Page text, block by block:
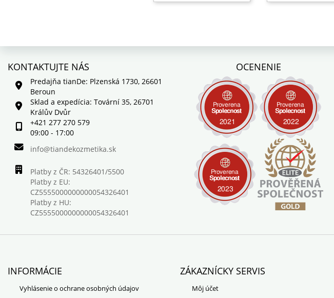
KONTAKTUJTE NÁS
Predajňa tianDe: Plzenská 1730, 26601
Beroun
Sklad a expedícia: Tovární 35, 26701
Králův Dvůr
+421 277 270 579
09:00 - 17:00
info@tiandekozmetika.sk
Platby z ČR: 54326401/5500
Platby z EU:
CZ5555000000000054326401
Platby z HU:
CZ5555000000000054326401
OCENENIE
INFORMÁCIE
Vyhlásenie o ochrane osobných údajov
ZÁKAZNÍCKY SERVIS
Môj účet